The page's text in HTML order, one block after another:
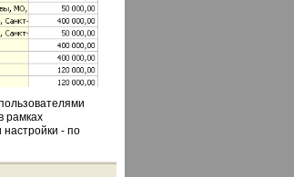
рамках
- по